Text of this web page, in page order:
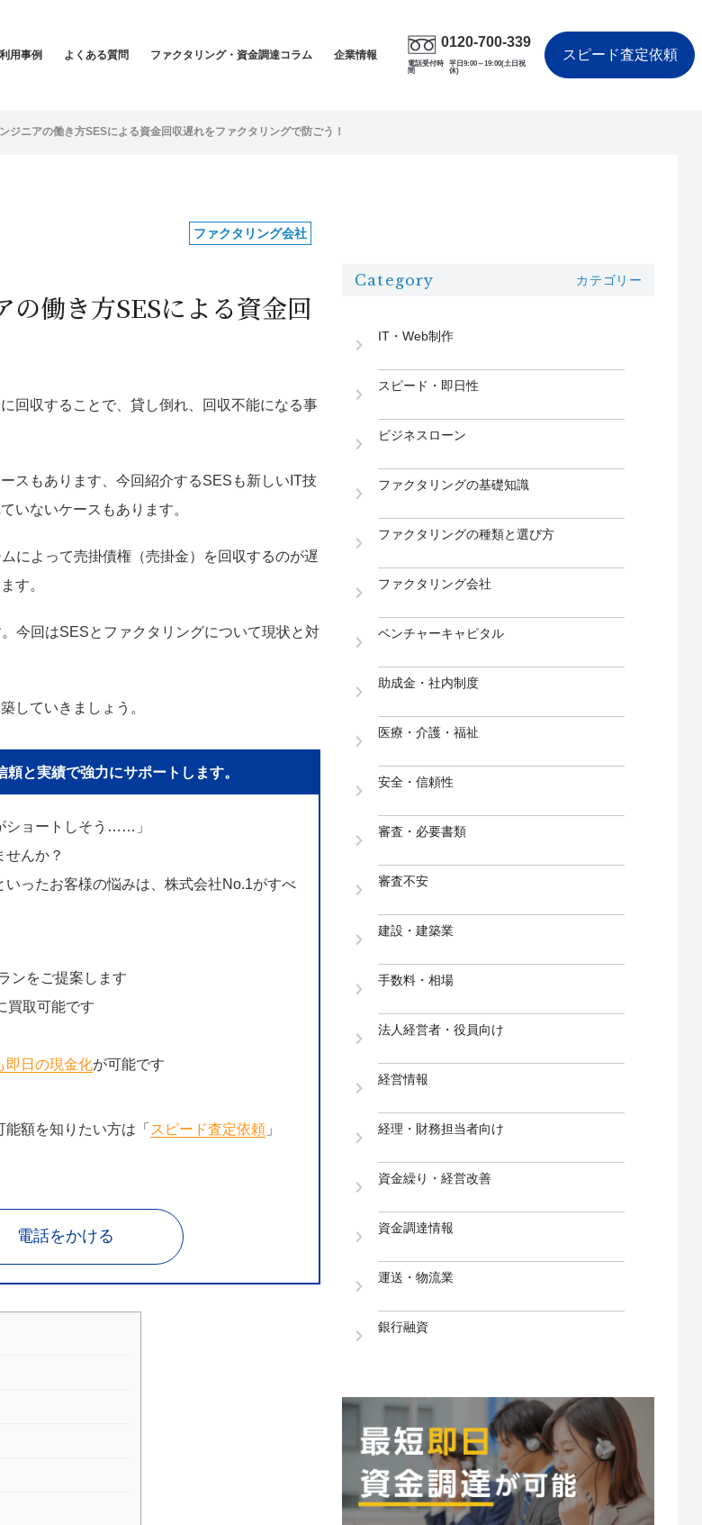
用事例 よくある質問 ファクタリング・資金調達コラム 企業情報
0120-700-339
電話受付時
間
平日9:00～19:00(土日祝
休)
スピード査定依頼
ジニアの働き方SESによる資金回収遅れをファクタリングで防ごう！
ファクタリング会社
の働き方SESによる資金回
回収することで、貸し倒れ、回収不能になる事
スもあります、今回紹介するSESも新しいIT技
いないケースもあります。
によって売掛債権（売掛金）を回収するのが遅
す。
今回はSESとファクタリングについて現状と対
していきましょう。
と実績で強力にサポートします。
ショートしそう……」
んか？
ったお客様の悩みは、株式会社No.1がすべ
ンをご提案します
買取可能です
即日の現金化が可能です
額を知りたい方は「 スピード査定依頼」
電話をかける
Category カテゴリー
IT・Web制作
スピード・即日性
ビジネスローン
ファクタリングの基礎知識
ファクタリングの種類と選び方
ファクタリング会社
ベンチャーキャピタル
助成金・社内制度
医療・介護・福祉
安全・信頼性
審査・必要書類
審査不安
建設・建築業
手数料・相場
法人経営者・役員向け
経営情報
経理・財務担当者向け
資金繰り・経営改善
資金調達情報
運送・物流業
銀行融資